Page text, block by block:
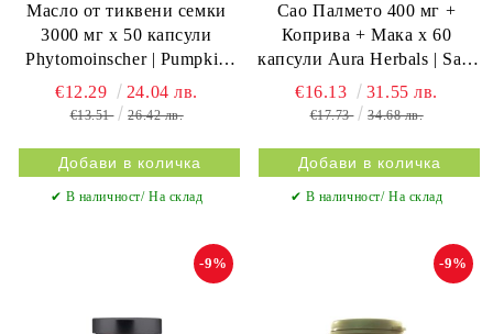
Масло от тиквени семки
3000 мг х 50 капсули
Phytomoinscher | Pumpkin
Seed Oil
€12.29 24.04 лв.
€13.51 26.42 лв.
✔ В наличност/ На склад
Сао Палмето 400 мг +
Коприва + Мака х 60
капсули Aura Herbals | Saw
palmetto, Nettle & Maca
€16.13 31.55 лв.
€17.73 34.68 лв.
✔ В наличност/ На склад
-9% -9%